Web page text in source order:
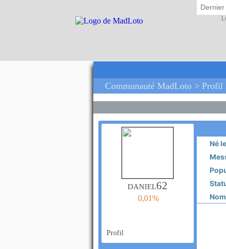
Communauté MadLoto >
daniel62
0,01%
Profil
Né